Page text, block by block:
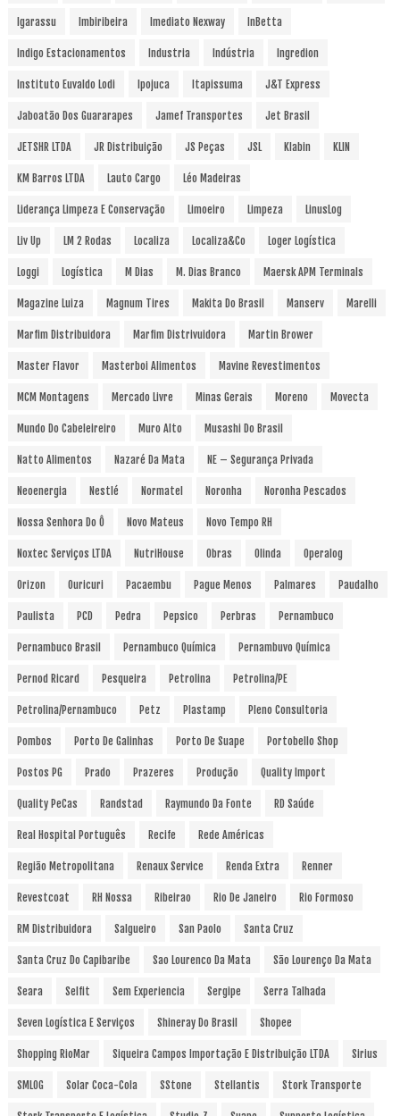
Igarassu Imbiribeira Imediato Nexway InBetta
Indigo Estacionamentos Industria Indústria Ingredion
Instituto Euvaldo Lodi Ipojuca Itapissuma J&T Express
Jaboatão Dos Guararapes Jamef Transportes Jet Brasil
JETSHR LTDA JR Distribuição JS Peças JSL Klabin KLIN
KM Barros LTDA Lauto Cargo Léo Madeiras
Liderança Limpeza E Conservação Limoeiro Limpeza LinusLog
Liv Up LM 2 Rodas Localiza Localiza&Co Loger Logística
Loggi Logística M Dias M. Dias Branco Maersk APM Terminals
Magazine Luiza Magnum Tires Makita Do Brasil Manserv Marelli
Marfim Distribuidora Marfim Distrivuidora Martin Brower
Master Flavor Masterboi Alimentos Mavine Revestimentos
MCM Montagens Mercado Livre Minas Gerais Moreno Movecta
Mundo Do Cabeleireiro Muro Alto Musashi Do Brasil
Natto Alimentos Nazaré Da Mata NE – Segurança Privada
Neoenergia Nestlé Normatel Noronha Noronha Pescados
Nossa Senhora Do Ô Novo Mateus Novo Tempo RH
Noxtec Serviços LTDA NutriHouse Obras Olinda Operalog
Orizon Ouricuri Pacaembu Pague Menos Palmares Paudalho
Paulista PCD Pedra Pepsico Perbras Pernambuco
Pernambuco Brasil Pernambuco Química Pernambuvo Química
Pernod Ricard Pesqueira Petrolina Petrolina/PE
Petrolina/Pernambuco Petz Plastamp Pleno Consultoria
Pombos Porto De Galinhas Porto De Suape Portobello Shop
Postos PG Prado Prazeres Produção Quality Import
Quality PeCas Randstad Raymundo Da Fonte RD Saúde
Real Hospital Português Recife Rede Américas
Região Metropolitana Renaux Service Renda Extra Renner
Revestcoat RH Nossa Ribeirao Rio De Janeiro Rio Formoso
RM Distribuidora Salgueiro San Paolo Santa Cruz
Santa Cruz Do Capibaribe Sao Lourenco Da Mata São Lourenço Da Mata
Seara Selfit Sem Experiencia Sergipe Serra Talhada
Seven Logística E Serviços Shineray Do Brasil Shopee
Shopping RioMar Siqueira Campos Importação E Distribuição LTDA Sirius
SMLOG Solar Coca-Cola SStone Stellantis Stork Transporte